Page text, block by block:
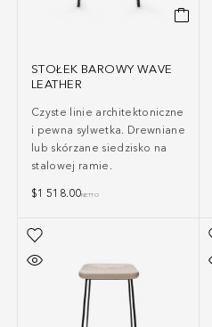
STOŁEK BAROWY WAVE
LEATHER
Czyste linie architektoniczne
i pewna sylwetka. Drewniane
lub skórzane siedzisko na
stalowej ramie.
$1 518.00NETTO